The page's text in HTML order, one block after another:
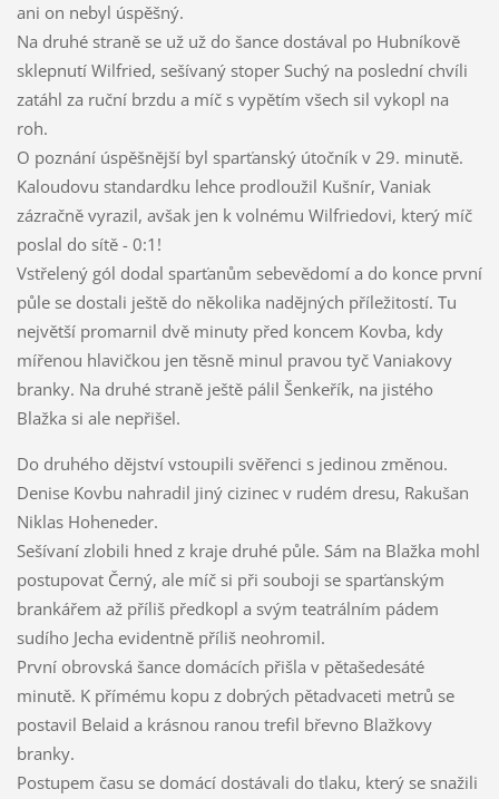
ani on nebyl úspěšný.
Na druhé straně se už už do šance dostával po Hubníkově
sklepnutí Wilfried, sešívaný stoper Suchý na poslední chvíli
zatáhl za ruční brzdu a míč s vypětím všech sil vykopl na
roh.
O poznání úspěšnější byl sparťanský útočník v 29. minutě.
Kaloudovu standardku lehce prodloužil Kušnír, Vaniak
zázračně vyrazil, avšak jen k volnému Wilfriedovi, který míč
poslal do sítě - 0:1!
Vstřelený gól dodal sparťanům sebevědomí a do konce první
půle se dostali ještě do několika nadějných příležitostí. Tu
největší promarnil dvě minuty před koncem Kovba, kdy
mířenou hlavičkou jen těsně minul pravou tyč Vaniakovy
branky. Na druhé straně ještě pálil Šenkeřík, na jistého
Blažka si ale nepřišel.
Do druhého dějství vstoupili svěřenci s jedinou změnou.
Denise Kovbu nahradil jiný cizinec v rudém dresu, Rakušan
Niklas Hoheneder.
Sešívaní zlobili hned z kraje druhé půle. Sám na Blažka mohl
postupovat Černý, ale míč si při souboji se sparťanským
brankářem až příliš předkopl a svým teatrálním pádem
sudího Jecha evidentně příliš neohromil.
První obrovská šance domácích přišla v pětašedesáté
minutě. K přímému kopu z dobrých pětadvaceti metrů se
postavil Belaid a krásnou ranou trefil břevno Blažkovy
branky.
Postupem času se domácí dostávali do tlaku, který se snažili